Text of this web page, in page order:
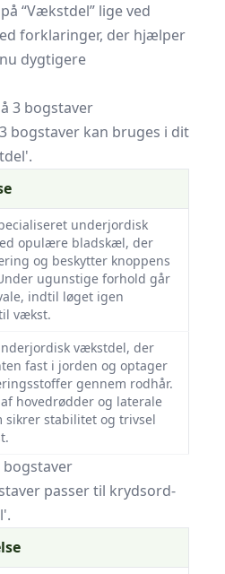
“Vækstdel” lige ved
forklaringer, der hjælper
dygtigere
3 bogstaver
bogstaver kan bruges i dit
underjordisk
opulære bladskæl, der
og beskytter knoppens
ugunstige forhold går
indtil løget igen
vækst.
vækstdel, der
fast i jorden og optager
gennem rodhår.
hovedrødder og laterale
sikrer stabilitet og trivsel
passer til krydsord-